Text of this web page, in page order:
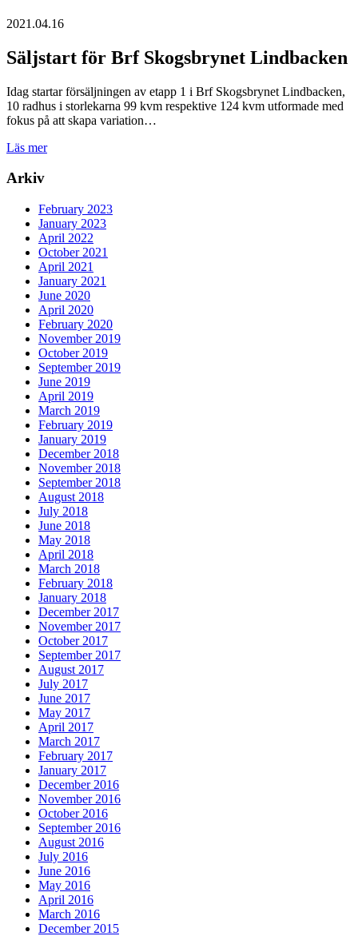
2021.04.16
Säljstart för Brf Skogsbrynet Lindbacken
Idag startar försäljningen av etapp 1 i Brf Skogsbrynet Lindbacken,
10 radhus i storlekarna 99 kvm respektive 124 kvm utformade med
fokus på att skapa variation…
Läs mer
Arkiv
February 2023
January 2023
April 2022
October 2021
April 2021
January 2021
June 2020
April 2020
February 2020
November 2019
October 2019
September 2019
June 2019
April 2019
March 2019
February 2019
January 2019
December 2018
November 2018
September 2018
August 2018
July 2018
June 2018
May 2018
April 2018
March 2018
February 2018
January 2018
December 2017
November 2017
October 2017
September 2017
August 2017
July 2017
June 2017
May 2017
April 2017
March 2017
February 2017
January 2017
December 2016
November 2016
October 2016
September 2016
August 2016
July 2016
June 2016
May 2016
April 2016
March 2016
December 2015